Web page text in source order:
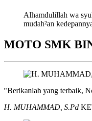
Alhamdulillah wa
mudah²an
MOTO SMK
"Berikanlah yang terbaik,
H. MUHAMMAD, S.Pd